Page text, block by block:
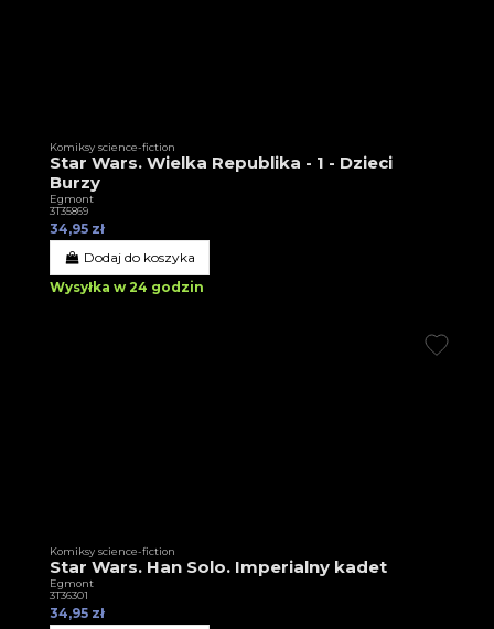
Komiksy science-fiction
Star Wars. Wielka Republika - 1 - Dzieci
Burzy
Egmont
3T35869
34,95 zł
Dodaj do koszyka
Wysyłka w 24 godzin
Komiksy science-fiction
Star Wars. Han Solo. Imperialny kadet
Egmont
3T36301
34,95 zł